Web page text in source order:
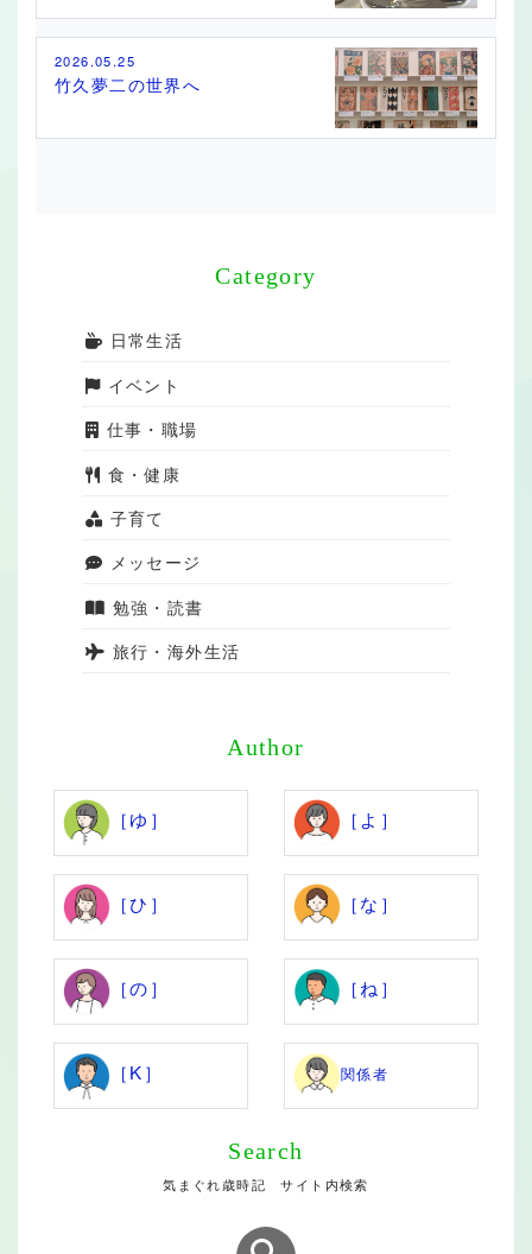
2026.05.25
竹久夢二の世界へ
Category
日常生活
イベント
仕事・職場
食・健康
子育て
メッセージ
勉強・読書
旅行・海外生活
Author
［ゆ］ ［よ］
［ひ］ ［な］
［の］ ［ね］
［K］ 関係者
Search
気まぐれ歳時記 サイト内検索